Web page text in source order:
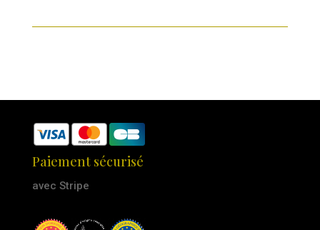
Paiement sécurisé
avec Stripe